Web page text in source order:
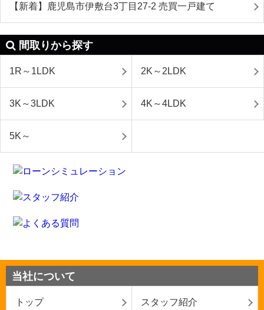
【新着】鹿児島市伊敷台3丁目27-2 売買一戸建て
間取りから探す
1R～1LDK 2K～2LDK
3K～3LDK 4K～4LDK
5K～
当社について
トップ スタッフ紹介